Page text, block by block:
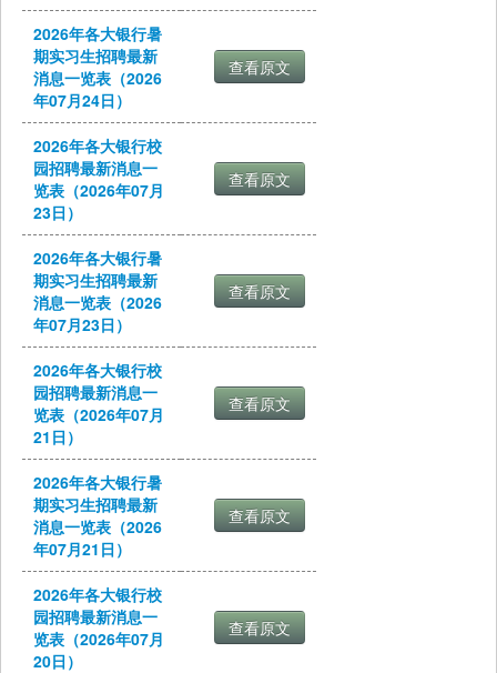
2026年各大银行暑
期实习生招聘最新
消息一览表（2026
年07月24日）
2026年各大银行校
园招聘最新消息一
览表（2026年07月
23日）
2026年各大银行暑
期实习生招聘最新
消息一览表（2026
年07月23日）
2026年各大银行校
园招聘最新消息一
览表（2026年07月
21日）
2026年各大银行暑
期实习生招聘最新
消息一览表（2026
年07月21日）
2026年各大银行校
园招聘最新消息一
览表（2026年07月
20日）